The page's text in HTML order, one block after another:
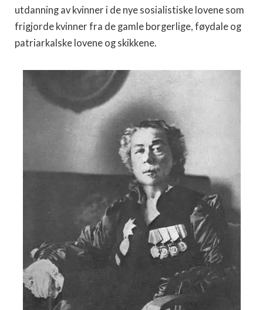
utdanning av kvinner i de nye sosialistiske lovene som
frigjorde kvinner fra de gamle borgerlige, føydale og
patriarkalske lovene og skikkene.